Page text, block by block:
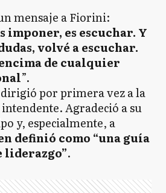
mensaje a Fiorini:
imponer, es escuchar. Y
volvé a escuchar.
de cualquier
”.
dirigió por primera vez a la
Agradeció a su
y, especialmente, a
definió como “una guía
liderazgo”.